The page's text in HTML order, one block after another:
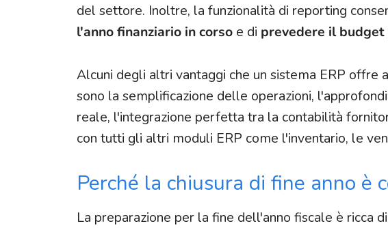
del settore. Inoltre, la funzionalità di reporting
l'anno finanziario in corso e di prevedere il budget
Alcuni degli altri vantaggi che un sistema ERP
sono la semplificazione delle operazioni,
reale, l'integrazione perfetta tra la contabilità
con tutti gli altri moduli ERP come l'inventario, le
Perché la chiusura di fine anno è
La preparazione per la fine dell'anno fiscale è ricca